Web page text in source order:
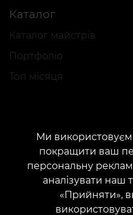
Каталог
Каталог майстрів
Портфоліо
Топ місяця
Зв'яжіться з нами:
Ми
покращити ваш
персональну
аналізувати наш
«Прийняти»,